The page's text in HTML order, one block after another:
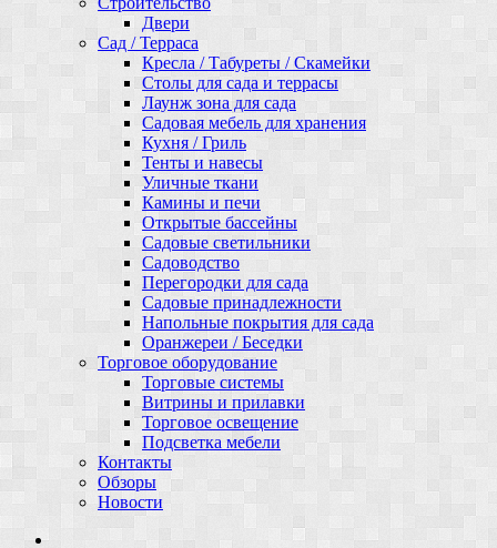
Двери
Сад / Терраса
Кресла / Табуреты / Скамейки
Столы для сада и террасы
Лаунж зона для сада
Садовая мебель для хранения
Кухня / Гриль
Тенты и навесы
Уличные ткани
Камины и печи
Открытые бассейны
Садовые светильники
Садоводство
Перегородки для сада
Садовые принадлежности
Напольные покрытия для сада
Оранжереи / Беседки
Торговое оборудование
Торговые системы
Витрины и прилавки
Торговое освещение
Подсветка мебели
Контакты
Обзоры
Новости